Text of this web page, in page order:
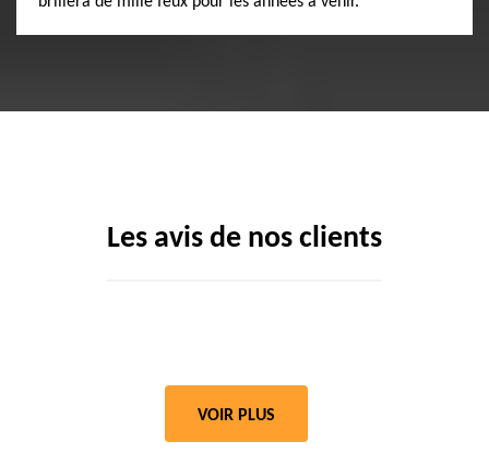
Les avis de nos clients
VOIR PLUS